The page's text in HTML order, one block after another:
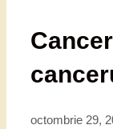
octombrie 29,